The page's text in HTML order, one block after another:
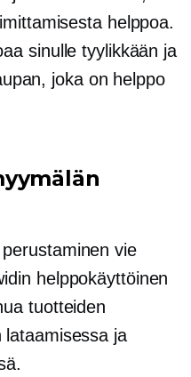
helppoa.
sinulle tyylikkään ja
joka on helppo
vie
helppokäyttöinen
tuotteiden
lataamisessa ja